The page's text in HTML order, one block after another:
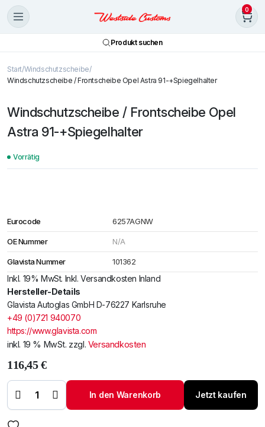
0
Produkt suchen
Start Windschutzscheibe
Windschutzscheibe / Frontscheibe Opel Astra 91-+Spiegelhalter
Windschutzscheibe / Frontscheibe Opel
Astra 91-+Spiegelhalter
Vorrätig
Eurocode 6257AGNW
OE Nummer N/A
Glavista Nummer 101362
Inkl. 19% MwSt. Inkl. Versandkosten Inland
Hersteller-Details
Glavista Autoglas GmbH D-76227 Karlsruhe
+49 (0)721 940070
https://www.glavista.com
inkl. 19 % MwSt. zzgl. Versandkosten
116,45€
/ Frontscheibe Opel
Astra 91-
Menge
In den Warenkorb Jetzt kaufen